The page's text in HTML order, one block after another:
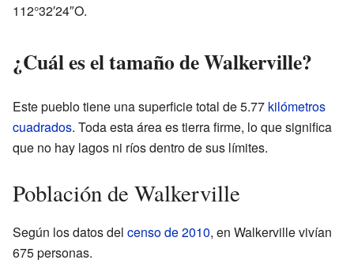
112°32′24″O.
¿Cuál es el tamaño de Walkerville?
Este pueblo tiene una superficie total de 5.77 kilómetros
cuadrados. Toda esta área es tierra firme, lo que significa
que no hay lagos ni ríos dentro de sus límites.
Población de Walkerville
Según los datos del censo de 2010, en Walkerville vivían
675 personas.